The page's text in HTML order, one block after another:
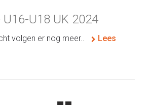
U18 UK 2024
volgen er nog meer..
Lees